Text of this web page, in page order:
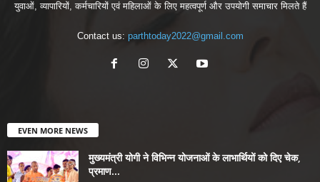
युवाओं, व्यापारियों, कर्मचारियों एवं महिलाओं के लिए महत्वपूर्ण और उपयोगी समाचार मिलते हैं
Contact us: parthtoday2022@gmail.com
EVEN MORE NEWS
मुख्यमंत्री योगी ने विभिन्न योजनाओं के लाभार्थियों को दिए चेक,
प्रमाण...